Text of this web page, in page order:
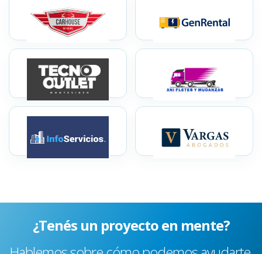
¿Tenés un proyecto en mente?